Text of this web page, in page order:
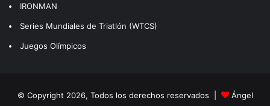
IRONMAN
Series Mundiales de Triatlón (WTCS)
Juegos Olímpicos
© Copyright 2026, Todos los derechos reservados | Ángel